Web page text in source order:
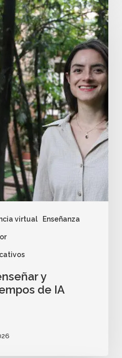
virtual Enseñanza
y
de IA